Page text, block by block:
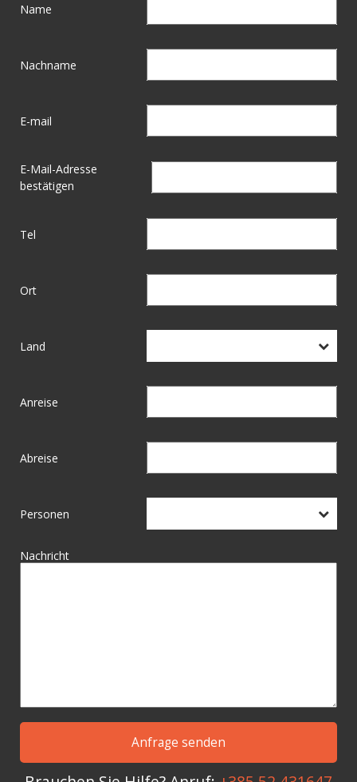
Name
Nachname
E-mail
E-Mail-Adresse
bestätigen
Tel
Ort
Land
Anreise
Abreise
Personen
Nachricht